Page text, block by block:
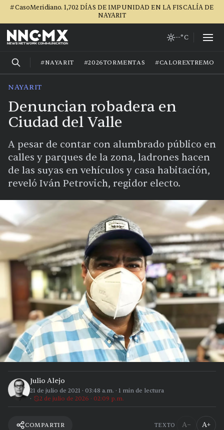
#CasoMeridiano. 1,702 DÍAS DE IMPUNIDAD EN LA FISCALÍA DE
NAYARIT
--°C
#NAYARIT #2026TORMENTAS #CALOREXTREMO
NAYARIT
Denuncian robadera en
Ciudad del Valle
A pesar de contar con alumbrado público en
calles y parques de la zona, ladrones hacen
de las suyas en vehículos y casa habitación,
reveló Iván Petrovich, regidor electo.
Julio Alejo
21 de julio de 2021 · 03:48 a.m. · 1 min de lectura
2 de julio de 2026 · 02:09 p.m.
COMPARTIR TEXTO A− A+